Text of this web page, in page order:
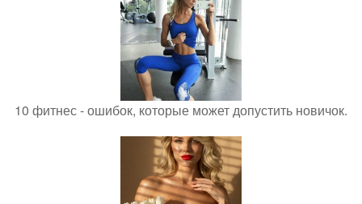
10 фитнес - ошибок, которые может допустить новичок.